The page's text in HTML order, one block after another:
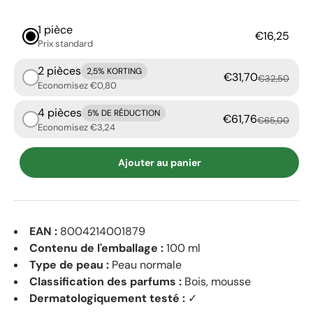
1 pièce
Prix ​​standard
€16,25
2 pièces 2,5% KORTING
Economisez €0,80
€31,70€32,50
4 pièces 5% DE RÉDUCTION
Economisez €3,24
€61,76€65,00
Ajouter au panier
EAN : 8004214001879
Contenu de l'emballage :100 ml
Type de peau : Peau normale
Classification des parfums : Bois, mousse
Dermatologiquement testé : ✓